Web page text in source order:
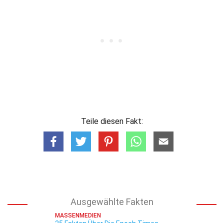
Teile diesen Fakt:
Ausgewählte Fakten
MASSENMEDIEN